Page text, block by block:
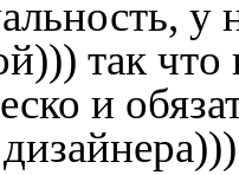
у
так что
и